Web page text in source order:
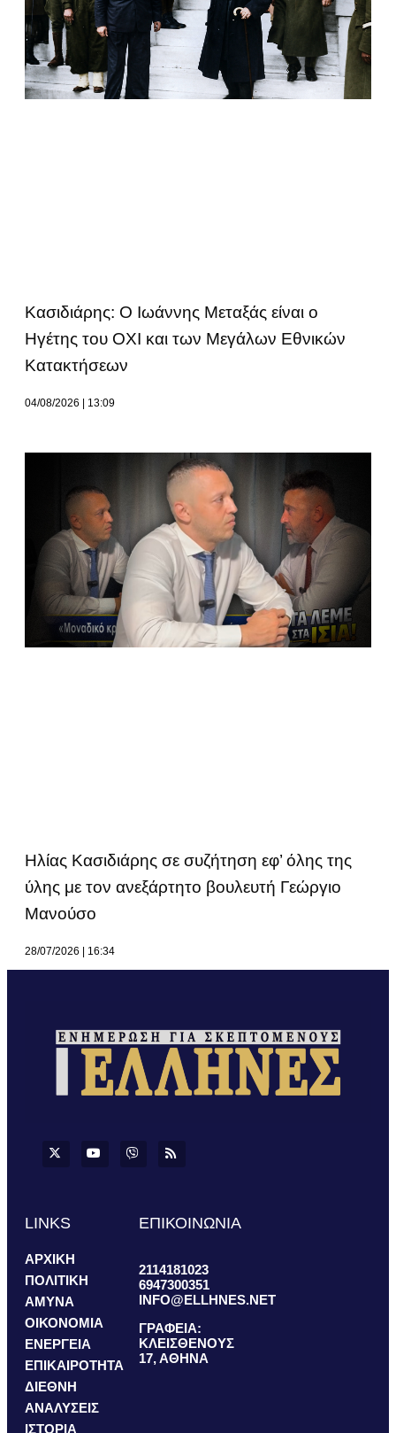
Κασιδιάρης: Ο Ιωάννης Μεταξάς είναι ο
Ηγέτης του ΟΧΙ και των Μεγάλων Εθνικών
Κατακτήσεων
04/08/2026 13:09
Ηλίας Κασιδιάρης σε συζήτηση εφ’ όλης της
ύλης με τον ανεξάρτητο βουλευτή Γεώργιο
Μανούσο
28/07/2026 16:34
LINKS
ΑΡΧΙΚΗ
ΠΟΛΙΤΙΚΗ
ΑΜΥΝΑ
ΟΙΚΟΝΟΜΙΑ
ΕΝΕΡΓΕΙΑ
ΕΠΙΚΑΙΡΟΤΗΤΑ
ΔΙΕΘΝΗ
ΑΝΑΛΥΣΕΙΣ
ΙΣΤΟΡΙΑ
ΕΠΙΚΟΙΝΩΝΙΑ
2114181023
6947300351
INFO@ELLHNES.NET
ΓΡΑΦΕΙΑ:
ΚΛΕΙΣΘΕΝΟΥΣ
17, ΑΘΗΝΑ